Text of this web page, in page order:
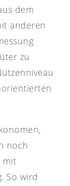
dem
anderen
zu
noch
mit
So wird